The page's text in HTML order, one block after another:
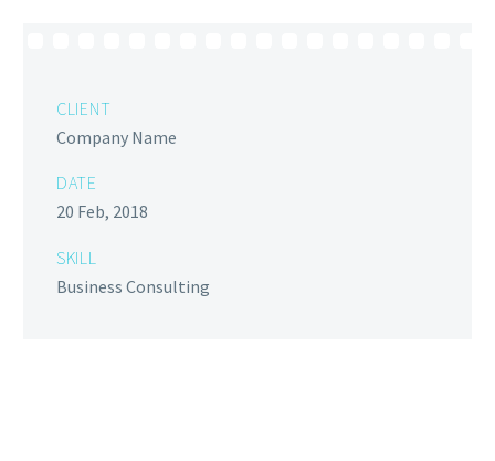
CLIENT
Company Name
DATE
20 Feb, 2018
SKILL
Business Consulting